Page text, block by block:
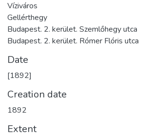
Víziváros
Gellérthegy
Budapest. 2. kerület. Szemlőhegy utca
Budapest. 2. kerület. Rómer Flóris utca
Date
[1892]
Creation date
1892
Extent